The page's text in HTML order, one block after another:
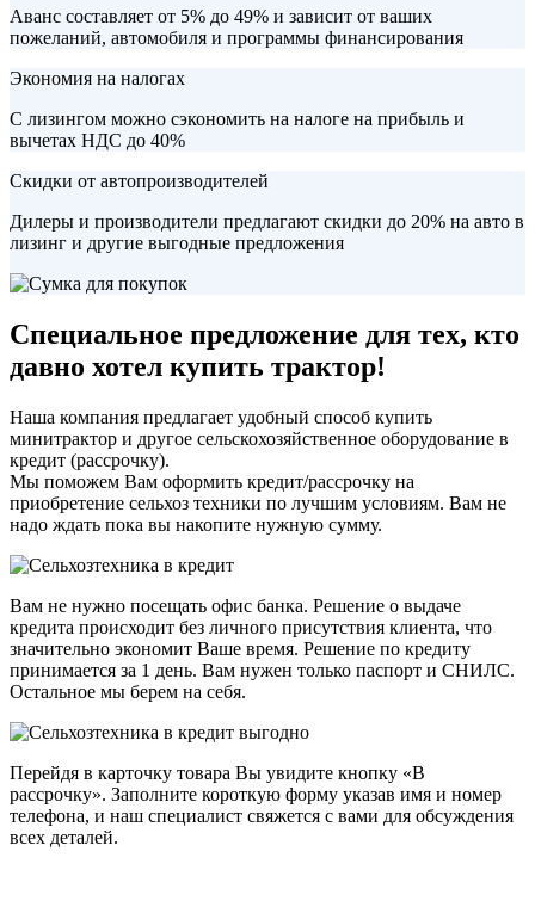
Аванс составляет от 5% до 49% и зависит от ваших
пожеланий, автомобиля и программы финансирования
Экономия на налогах
С лизингом можно сэкономить на налоге на прибыль и
вычетах НДС до 40%
Скидки от автопроизводителей
Дилеры и производители предлагают скидки до 20% на авто в
лизинг и другие выгодные предложения
Специальное предложение для тех, кто
давно хотел купить трактор!
Наша компания предлагает удобный способ купить
минитрактор и другое сельскохозяйственное оборудование в
кредит (рассрочку).
Мы поможем Вам оформить кредит/рассрочку на
приобретение сельхоз техники по лучшим условиям. Вам не
надо ждать пока вы накопите нужную сумму.
Вам не нужно посещать офис банка. Решение о выдаче
кредита происходит без личного присутствия клиента, что
значительно экономит Ваше время. Решение по кредиту
принимается за 1 день. Вам нужен только паспорт и СНИЛС.
Остальное мы берем на себя.
Перейдя в карточку товара Вы увидите кнопку «В
рассрочку». Заполните короткую форму указав имя и номер
телефона, и наш специалист свяжется с вами для обсуждения
всех деталей.